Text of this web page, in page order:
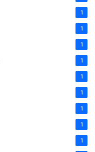
1
1
1
1
1
1
1
1
1